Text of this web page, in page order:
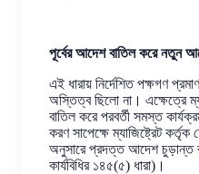
পূর্বের আদেশ বাতিল করে নতুন
এই ধারায় নির্দেশিত পক্ষগণ
অস্তিত্ব ছিলো না। এক্ষেত্রে
বাতিল করে পরবর্তী সমস্ত
করণ সাপেক্ষে ম্যাজিষ্ট্রেট কর্তৃক
অনুসারে প্রদত্ত আদেশ চুড়ান্ত
কার্যবিধির ১৪৫(৫) ধারা)।